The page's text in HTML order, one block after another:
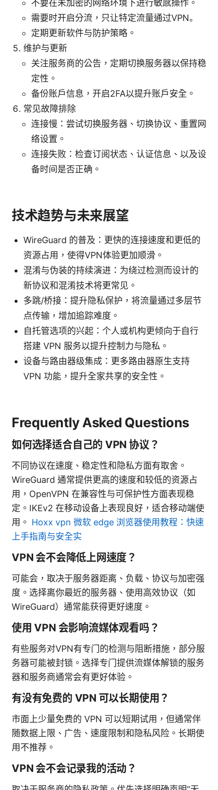
不要在未加密的网络环境下进行敏感操作。
需要时开启分流，只让特定流量通过VPN。
定期更新软件与防护策略。
维护与更新
关注服务商的公告，定期切换服务器以保持稳
定性。
备份账户信息，开启2FA以提升账户安全。
常见故障排除
连接慢：尝试切换服务器、切换协议、重置网
络设置。
连接失败：检查订阅状态、认证信息、以及设
备时间是否正确。
技术趋势与未来展望
WireGuard 的普及：更快的连接速度和更低的
资源占用，使得VPN体验更加顺滑。
混淆与伪装的持续演进：为绕过检测而设计的
新协议和混淆技术将更常见。
多跳/桥接：提升隐私保护，将流量通过多层节
点传输，增加追踪难度。
自托管选项的兴起：个人或机构更倾向于自行
搭建 VPN 服务以提升控制力与隐私。
设备与路由器级集成：更多路由器原生支持
VPN 功能，提升全家共享的安全性。
Frequently Asked Questions
如何选择适合自己的 VPN 协议？
不同协议在速度、稳定性和隐私方面有取舍。
WireGuard 通常提供更高的速度和较低的资源占
用，OpenVPN 在兼容性与可保护性方面表现稳
定。IKEv2 在移动设备上表现良好，适合移动端使
用。 Hoxx vpn 微软 edge 浏览器使用教程：快速
上手指南与安全实
VPN 会不会降低上网速度？
可能会，取决于服务器距离、负载、协议与加密强
度。选择离你最近的服务器、使用高效协议（如
WireGuard）通常能获得更好速度。
使用 VPN 会影响流媒体观看吗？
有些服务对VPN有专门的检测与阻断措施，部分服
务器可能被封锁。选择专门提供流媒体解锁的服务
器和服务商通常会有更好体验。
有没有免费的 VPN 可以长期使用？
市面上少量免费的 VPN 可以短期试用，但通常伴
随数据上限、广告、速度限制和隐私风险。长期使
用不推荐。
VPN 会不会记录我的活动？